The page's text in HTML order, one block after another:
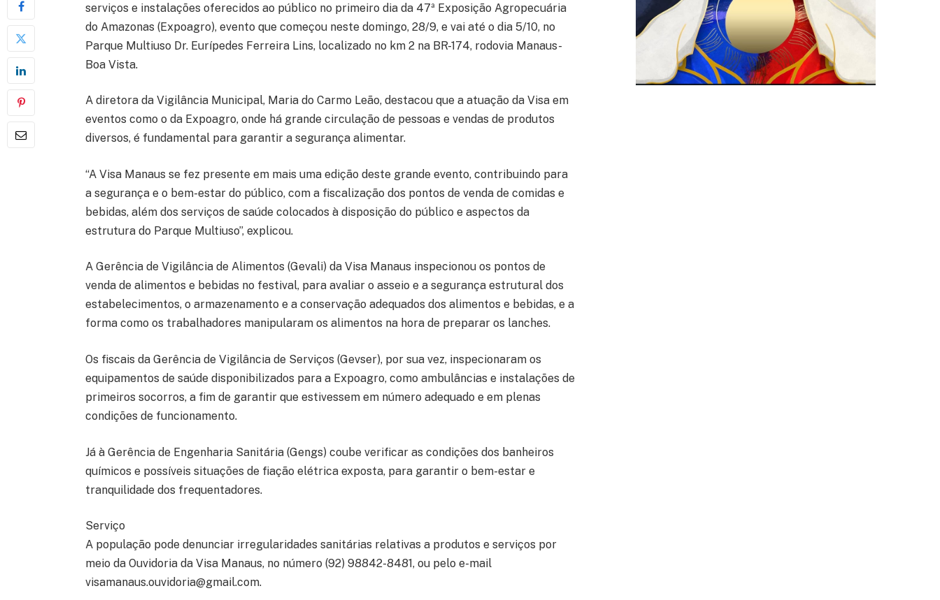
serviços e instalações oferecidos ao público no primeiro dia da 47ª Exposição Agropecuária
do Amazonas (Expoagro), evento que começou neste domingo, 28/9, e vai até o dia 5/10, no
Parque Multiuso Dr. Eurípedes Ferreira Lins, localizado no km 2 na BR-174, rodovia Manaus-
Boa Vista.
A diretora da Vigilância Municipal, Maria do Carmo Leão, destacou que a atuação da Visa em
eventos como o da Expoagro, onde há grande circulação de pessoas e vendas de produtos
diversos, é fundamental para garantir a segurança alimentar.
“A Visa Manaus se fez presente em mais uma edição deste grande evento, contribuindo para
a segurança e o bem-estar do público, com a fiscalização dos pontos de venda de comidas e
bebidas, além dos serviços de saúde colocados à disposição do público e aspectos da
estrutura do Parque Multiuso”, explicou.
A Gerência de Vigilância de Alimentos (Gevali) da Visa Manaus inspecionou os pontos de
venda de alimentos e bebidas no festival, para avaliar o asseio e a segurança estrutural dos
estabelecimentos, o armazenamento e a conservação adequados dos alimentos e bebidas, e a
forma como os trabalhadores manipularam os alimentos na hora de preparar os lanches.
Os fiscais da Gerência de Vigilância de Serviços (Gevser), por sua vez, inspecionaram os
equipamentos de saúde disponibilizados para a Expoagro, como ambulâncias e instalações de
primeiros socorros, a fim de garantir que estivessem em número adequado e em plenas
condições de funcionamento.
Já à Gerência de Engenharia Sanitária (Gengs) coube verificar as condições dos banheiros
químicos e possíveis situações de fiação elétrica exposta, para garantir o bem-estar e
tranquilidade dos frequentadores.
Serviço
A população pode denunciar irregularidades sanitárias relativas a produtos e serviços por
meio da Ouvidoria da Visa Manaus, no número (92) 98842-8481, ou pelo e-mail
visamanaus.ouvidoria@gmail.com.